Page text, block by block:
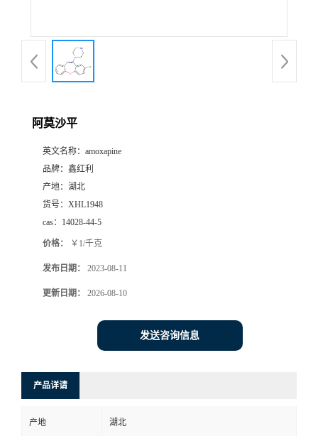
阿莫沙平
英文名称： amoxapine
品牌： 鑫红利
产地： 湖北
货号： XHL1948
cas： 14028-44-5
价格： ￥1/千克
发布日期： 2023-08-11
更新日期： 2026-08-10
发送咨询信息
产品详请
产地 湖北